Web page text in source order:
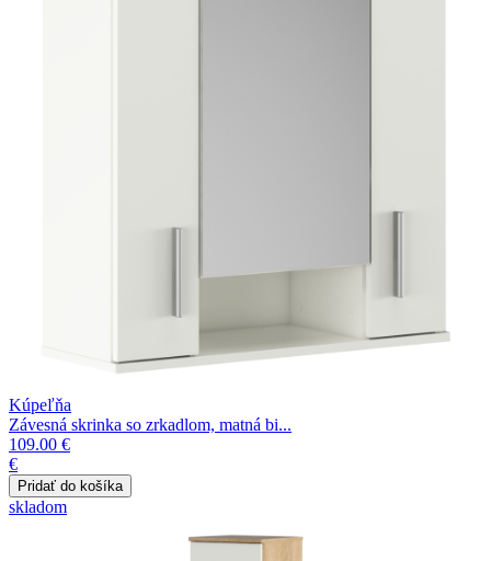
Kúpeľňa
Závesná skrinka so zrkadlom, matná bi...
109.00 €
€
skladom